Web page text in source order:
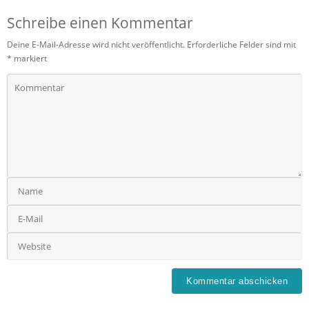
Schreibe einen Kommentar
Deine E-Mail-Adresse wird nicht veröffentlicht. Erforderliche Felder sind mit
* markiert